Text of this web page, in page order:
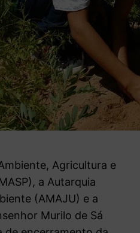
Agricultura e
a Autarquia
(AMAJU) e a
Murilo de Sá